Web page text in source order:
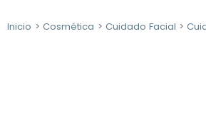
Inicio Cosmética Cuidado Facial